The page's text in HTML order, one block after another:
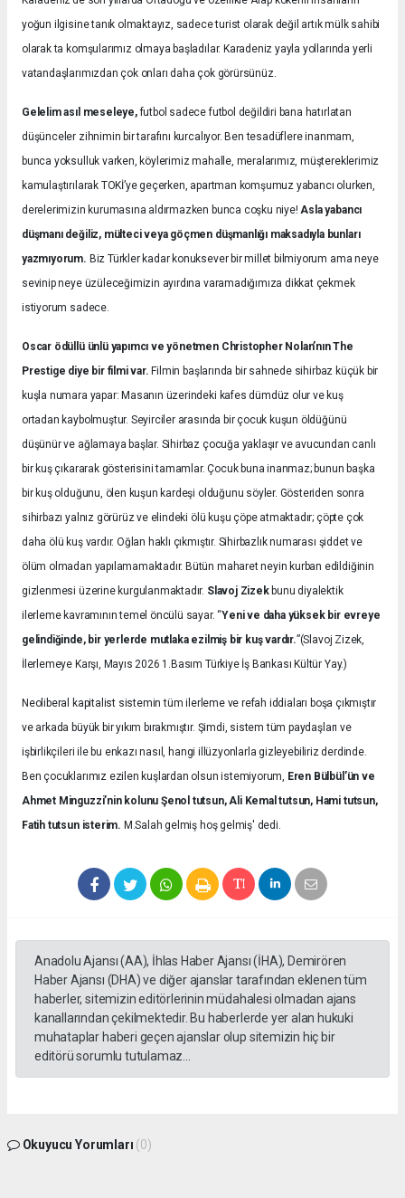
yoğun ilgisine tanık olmaktayız, sadece turist olarak değil artık mülk sahibi
olarak ta komşularımız olmaya başladılar. Karadeniz yayla yollarında yerli
vatandaşlarımızdan çok onları daha çok görürsünüz.
Gelelim asıl meseleye,futbol sadece futbol değildiri bana hatırlatan
düşünceler zihnimin bir tarafını kurcalıyor. Ben tesadüflere inanmam,
bunca yoksulluk varken, köylerimiz mahalle, meralarımız, müştereklerimiz
kamulaştırılarak TOKİ’ye geçerken, apartman komşumuz yabancı olurken,
derelerimizin kurumasına aldırmazken bunca coşku niye!Asla yabancı
düşmanı değiliz, mülteci veya göçmen düşmanlığı maksadıyla bunları
yazmıyorum. Biz Türkler kadar konuksever bir millet bilmiyorum ama neye
sevinip neye üzüleceğimizin ayırdına varamadığımıza dikkat çekmek
istiyorum sadece.
Oscar ödüllü ünlü yapımcı ve yönetmen Christopher Nolan’nın The
Prestige diye bir filmi var. Filmin başlarında bir sahnede sihirbaz küçük bir
kuşla numara yapar: Masanın üzerindeki kafes dümdüz olur ve kuş
ortadan kaybolmuştur. Seyirciler arasında bir çocuk kuşun öldüğünü
düşünür ve ağlamaya başlar. Sihirbaz çocuğa yaklaşır ve avucundan canlı
bir kuş çıkararak gösterisini tamamlar. Çocuk buna inanmaz; bunun başka
bir kuş olduğunu, ölen kuşun kardeşi olduğunu söyler. Gösteriden sonra
sihirbazı yalnız görürüz ve elindeki ölü kuşu çöpe atmaktadır; çöpte çok
daha ölü kuş vardır. Oğlan haklı çıkmıştır. Sihirbazlık numarası şiddet ve
ölüm olmadan yapılamamaktadır. Bütün maharet neyin kurban edildiğinin
gizlenmesi üzerine kurgulanmaktadır. Slavoj Zizekbunu diyalektik
ilerleme kavramının temel öncülü sayar. “Yeni ve daha yüksek bir evreye
gelindiğinde, bir yerlerde mutlaka ezilmiş bir kuş vardır.”(Slavoj Zizek,
İlerlemeye Karşı, Mayıs 2026 1.Basım Türkiye İş Bankası Kültür Yay.)
Neoliberal kapitalist sistemin tüm ilerleme ve refah iddiaları boşa çıkmıştır
ve arkada büyük bir yıkım bırakmıştır. Şimdi, sistem tüm paydaşları ve
işbirlikçileri ile bu enkazı nasıl, hangi illüzyonlarla gizleyebiliriz derdinde.
Ben çocuklarımız ezilen kuşlardan olsun istemiyorum, Eren Bülbül’ün ve
Ahmet Minguzzi’nin kolunu Şenol tutsun, Ali Kemal tutsun, Hami tutsun,
Fatih tutsun isterim. M.Salah gelmiş hoş gelmiş' dedi.
Anadolu Ajansı (AA), İhlas Haber Ajansı (İHA), Demirören
Haber Ajansı (DHA) ve diğer ajanslar tarafından eklenen tüm
haberler, sitemizin editörlerinin müdahalesi olmadan ajans
kanallarından çekilmektedir. Bu haberlerde yer alan hukuki
muhataplar haberi geçen ajanslar olup sitemizin hiç bir
editörü sorumlu tutulamaz...
Okuyucu Yorumları (0)